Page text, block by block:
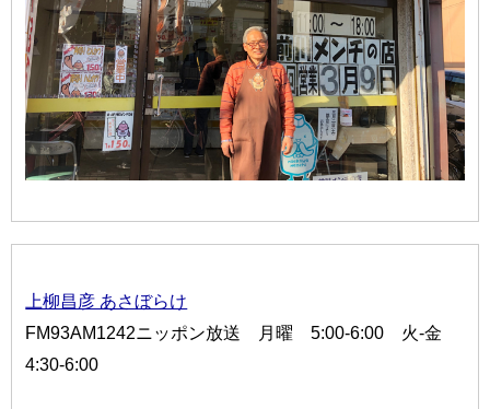
上柳昌彦 あさぼらけ
FM93AM1242ニッポン放送 月曜 5:00-6:00 火-金
4:30-6:00